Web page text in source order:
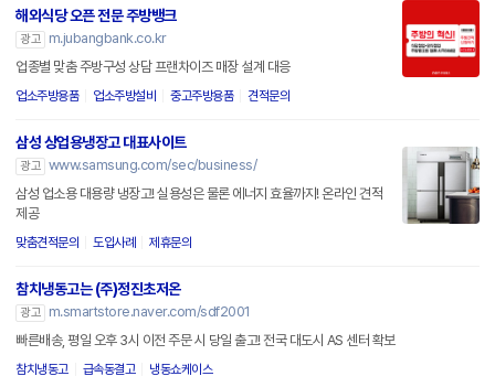
해외식당 오픈 전문 주방뱅크
광고
m.jubangbank.co.kr
업종별 맞춤 주방구성 상담 프랜차이즈 매장 설계 대응
업소주방용품 업소주방설비 중고주방용품 견적문의
삼성 상업용냉장고 대표사이트
광고 www.samsung.com/sec/business/
삼성 업소용 대용량 냉장고! 실용성은 물론 에너지 효율까지! 온라인 견적
제공
맞춤견적문의 도입사례 제휴문의
참치냉동고는 (주)정진초저온
광고
m.smartstore.naver.com/sdf2001
빠른배송, 평일 오후 3시 이전 주문 시 당일 출고! 전국 대도시 AS 센터 확보
참치냉동고 급속동결고 냉동쇼케이스